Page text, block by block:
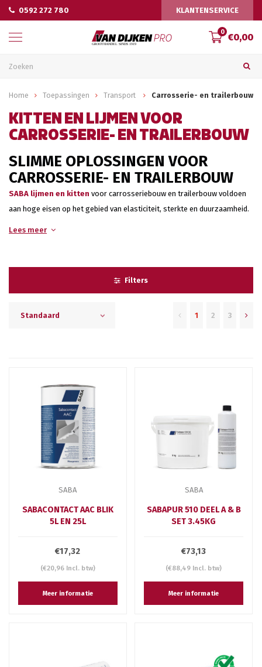
0592 272 780 KLANTENSERVICE
0 €0,00
Home Toepassingen Transport Carrosserie- en trailerbouw
KITTEN EN LIJMEN VOOR
CARROSSERIE- EN TRAILERBOUW
SLIMME OPLOSSINGEN VOOR
CARROSSERIE- EN TRAILERBOUW
SABA lijmen en kitten voor carrosseriebouw en trailerbouw voldoen
aan hoge eisen op het gebied van elasticiteit, sterkte en duurzaamheid.
Lees meer
Filters
Standaard 1 2 3
SABA
SABACONTACT AAC BLIK
5L EN 25L
€17,32
(€20,96 Incl. btw)
Meer informatie
SABA
SABAPUR 510 DEEL A & B
SET 3.45KG
€73,13
(€88,49 Incl. btw)
Meer informatie